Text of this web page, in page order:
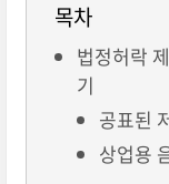
목차
법정허락
기
공표된
상업용